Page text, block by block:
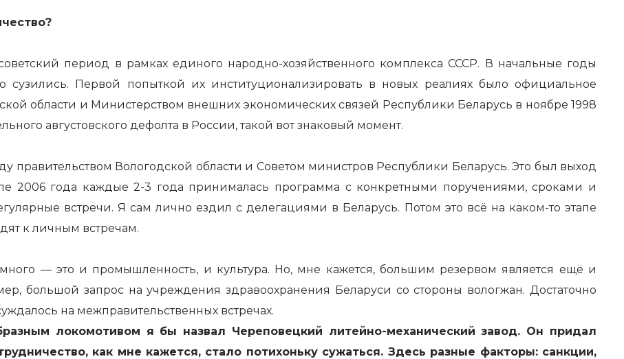
период в рамках единого народно-хозяйственного комплекса СССР. В начальные годы
сузились. Первой попыткой их институционализировать в новых реалиях было официальное
области и Министерством внешних экономических связей Республики Беларусь в ноябре 1998
августовского дефолта в России, такой вот знаковый момент.
правительством Вологодской области и Советом министров Республики Беларусь. Это был выход
2006 года каждые 2-3 года принималась программа с конкретными поручениями, сроками и
встречи. Я сам лично ездил с делегациями в Беларусь. Потом это всё на каком-то этапе
к личным встречам.
много — это и промышленность, и культура. Но, мне кажется, большим резервом является ещё и
большой запрос на учреждения здравоохранения Беларуси со стороны вологжан. Достаточно
на межправительственных встречах.
локомотивом я бы назвал Череповецкий литейно-механический завод. Он придал
как мне кажется, стало потихоньку сужаться. Здесь разные факторы: санкции,